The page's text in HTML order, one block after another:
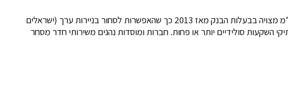
מבחינת מסחר בשוק ההון לקוחות הבנק נהנים מכל השירותים הנחוצים. חברת כלל פיננסים-בטוחה ניהול השקעות בע”מ מצויה בבעלות הבנק מאז 2013 כך שהאפשרות לסחור בניירות ערך (ישראלים
השקעות סולידיים יותר או פחות. חברות ומוסדות נהנים משירותי חדר מסחר